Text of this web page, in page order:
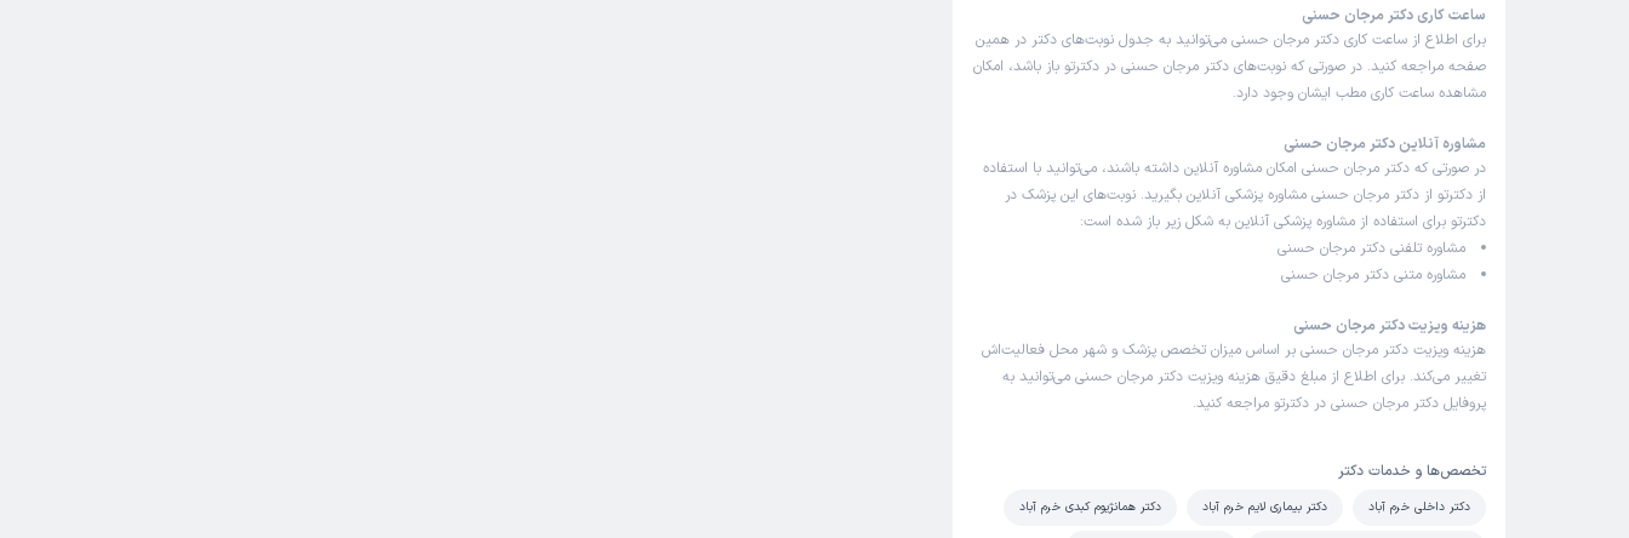
ساعت کاری دکتر مرجان حسنی
برای اطلاع از ساعت کاری دکتر مرجان حسنی می‌توانید به جدول نوبت‌های دکتر در همین
صفحه مراجعه کنید. در صورتی که نوبت‌های دکتر مرجان حسنی در دکترتو باز باشد، امکان
مشاهده ساعت کاری مطب ایشان وجود دارد.
مشاوره آنلاین دکتر مرجان حسنی
در صورتی که دکتر مرجان حسنی امکان مشاوره آنلاین داشته باشند، می‌توانید با استفاده
از دکترتو از دکتر مرجان حسنی مشاوره پزشکی آنلاین بگیرید. نوبت‌های این پزشک در
دکترتو برای استفاده از مشاوره پزشکی آنلاین به شکل زیر باز شده است:
مشاوره تلفنی دکتر مرجان حسنی
مشاوره متنی دکتر مرجان حسنی
هزینه ویزیت دکتر مرجان حسنی
هزینه ویزیت دکتر مرجان حسنی بر اساس میزان تخصص پزشک و شهر محل فعالیت‌اش
تغییر می‌کند. برای اطلاع از مبلغ دقیق هزینه ویزیت دکتر مرجان حسنی می‌توانید به
پروفایل دکتر مرجان حسنی در دکترتو مراجعه کنید.
تخصص‌ها و خدمات دکتر
دکتر داخلی خرم آباد دکتر بیماری لایم خرم آباد دکتر همانژیوم کبدی خرم آباد